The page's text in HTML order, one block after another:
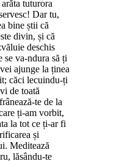
tuturora
Dar tu,
bine știi că
divin, și că
deschis
se va-ndura să ți
ajunge la ținea
căci lecuindu-ți
de toată
te de la
ți-am vorbit,
la tot ce ți-ar fi
și
Meditează
lăsându-te